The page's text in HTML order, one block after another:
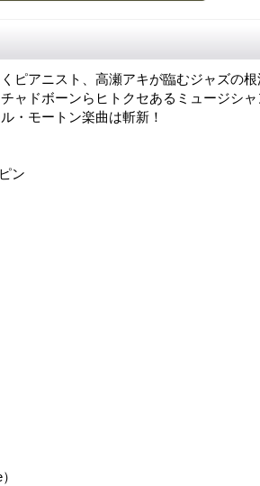
ピアニスト、高瀬アキが臨むジャズの
ャドボーンらヒトクセあるミュージシ
・モートン楽曲は斬新！
ン